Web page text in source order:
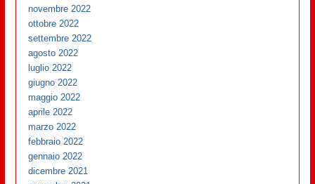
novembre 2022
ottobre 2022
settembre 2022
agosto 2022
luglio 2022
giugno 2022
maggio 2022
aprile 2022
marzo 2022
febbraio 2022
gennaio 2022
dicembre 2021